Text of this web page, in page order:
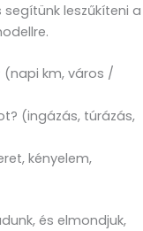
leszűkíteni a
(napi km, város /
(ingázás, túrázás,
kényelem,
és elmondjuk,